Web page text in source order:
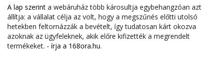
A lap szerint a webáruház több károsultja egybehangzóan azt
állítja: a vállalat célja az volt, hogy a megszűnés előtti utolsó
hetekben feltornázzák a bevételt, így tudatosan kárt okozva
azoknak az ügyfeleknek, akik előre kifizették a megrendelt
termékeket. - írja a 168ora.hu.